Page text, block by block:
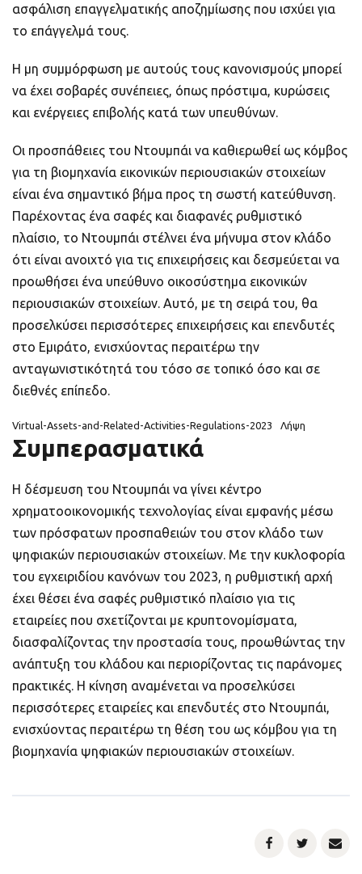
ασφάλιση επαγγελματικής αποζημίωσης που ισχύει για
το επάγγελμά τους.
Η μη συμμόρφωση με αυτούς τους κανονισμούς μπορεί
να έχει σοβαρές συνέπειες, όπως πρόστιμα, κυρώσεις
και ενέργειες επιβολής κατά των υπευθύνων.
Οι προσπάθειες του Ντουμπάι να καθιερωθεί ως κόμβος
για τη βιομηχανία εικονικών περιουσιακών στοιχείων
είναι ένα σημαντικό βήμα προς τη σωστή κατεύθυνση.
Παρέχοντας ένα σαφές και διαφανές ρυθμιστικό
πλαίσιο, το Ντουμπάι στέλνει ένα μήνυμα στον κλάδο
ότι είναι ανοιχτό για τις επιχειρήσεις και δεσμεύεται να
προωθήσει ένα υπεύθυνο οικοσύστημα εικονικών
περιουσιακών στοιχείων. Αυτό, με τη σειρά του, θα
προσελκύσει περισσότερες επιχειρήσεις και επενδυτές
στο Εμιράτο, ενισχύοντας περαιτέρω την
ανταγωνιστικότητά του τόσο σε τοπικό όσο και σε
διεθνές επίπεδο.
Virtual-Assets-and-Related-Activities-Regulations-2023 Λήψη
Συμπερασματικά
Η δέσμευση του Ντουμπάι να γίνει κέντρο
χρηματοοικονομικής τεχνολογίας είναι εμφανής μέσω
των πρόσφατων προσπαθειών του στον κλάδο των
ψηφιακών περιουσιακών στοιχείων. Με την κυκλοφορία
του εγχειριδίου κανόνων του 2023, η ρυθμιστική αρχή
έχει θέσει ένα σαφές ρυθμιστικό πλαίσιο για τις
εταιρείες που σχετίζονται με κρυπτονομίσματα,
διασφαλίζοντας την προστασία τους, προωθώντας την
ανάπτυξη του κλάδου και περιορίζοντας τις παράνομες
πρακτικές. Η κίνηση αναμένεται να προσελκύσει
περισσότερες εταιρείες και επενδυτές στο Ντουμπάι,
ενισχύοντας περαιτέρω τη θέση του ως κόμβου για τη
βιομηχανία ψηφιακών περιουσιακών στοιχείων.